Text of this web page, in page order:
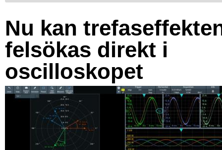
Nu kan
felsökas direkt i
oscilloskopet